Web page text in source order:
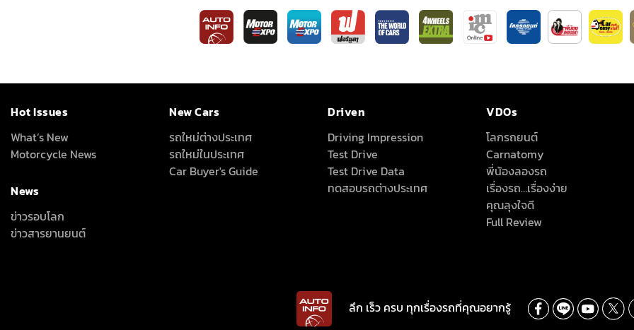
Hot Issues
What’s New
Motorcycle News
News
ข่าวรอบโลก
ข่าวสารยานยนต์
New Cars
รถใหม่ต่างประเทศ
รถใหม่ในประเทศ
Car Buyer's Guide
Driven
Driving Impression
Test Drive
Test Drive Data
ทดสอบรถต่างประเทศ
VDOs
โลกรถยนต์
Carnatomy
พี่น้องลองรถ
เรื่องรถ…เรื่องง่าย
คุณลุงใจดี
Full Review
ลึก เร็ว ครบ ทุกเรื่องรถที่คุณอยากรู้